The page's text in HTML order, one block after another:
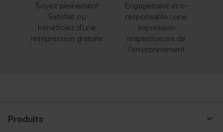
Soyez pleinement
Satisfait ou
bénéficiez d'une
réimpression gratuite
Engagement éco-
responsable : une
impression
respectueuse de
l'environnement
Produits